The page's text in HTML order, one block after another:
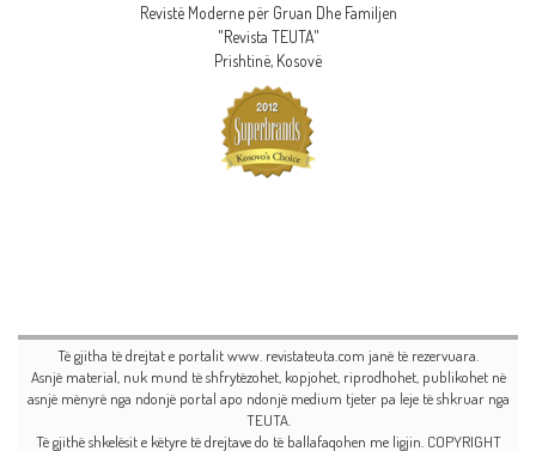
Revistë Moderne për Gruan Dhe Familjen
"Revista TEUTA"
Prishtinë, Kosovë
Të gjitha të drejtat e portalit www. revistateuta.com janë të rezervuara.
Asnjë material, nuk mund të shfrytëzohet, kopjohet, riprodhohet, publikohet në
asnjë mënyrë nga ndonjë portal apo ndonjë medium tjeter pa leje të shkruar nga
TEUTA.
Të gjithë shkelësit e këtyre të drejtave do të ballafaqohen me ligjin. COPYRIGHT